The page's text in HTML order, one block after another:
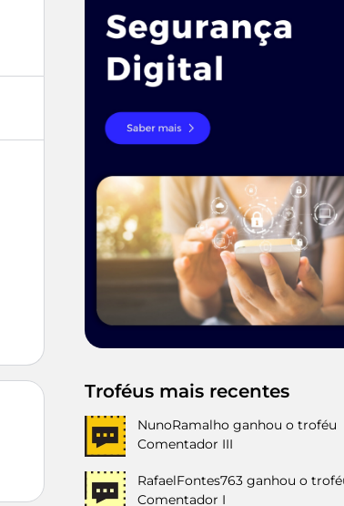
Troféus mais recentes
NunoRamalho ganhou o troféu
Comentador III
RafaelFontes763 ganhou o
Comentador I